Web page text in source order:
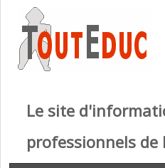
Le site
professionnels de